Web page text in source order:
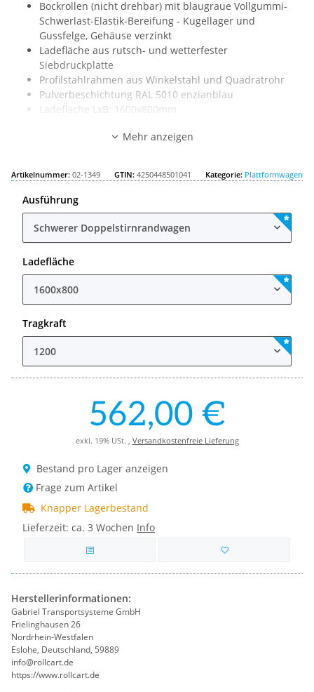
Bockrollen (nicht drehbar) mit blaugraue Vollgummi-
Schwerlast-Elastik-Bereifung - Kugellager und
Gussfelge, Gehäuse verzinkt
Ladefläche aus rutsch- und wetterfester
Siebdruckplatte
Profilstahlrahmen aus Winkelstahl und Quadratrohr
Pulverbeschichtung RAL 5010 enzianblau
Ladefläche LxB: 1600x800mm
Tragkraft: 1200kg Mehr anzeigen
Artikelnummer: 02-1349 GTIN: 4250448501041 Kategorie: Plattformwagen
Ausführung
Schwerer Doppelstirnrandwagen
Ladefläche
1600x800
Tragkraft
1200
562,00 €
exkl. 19% USt. , Versandkostenfreie Lieferung
Bestand pro Lager anzeigen
Frage zum Artikel
Knapper Lagerbestand
Lieferzeit: ca. 3 Wochen Info
Herstellerinformationen:
Gabriel Transportsysteme GmbH
Frielinghausen 26
Nordrhein-Westfalen
Eslohe, Deutschland, 59889
info@rollcart.de
https://www.rollcart.de